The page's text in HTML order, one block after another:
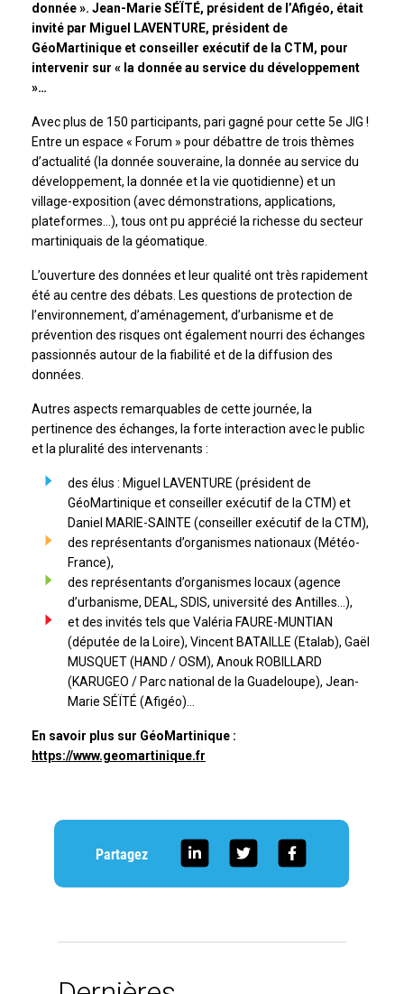
donnée ». Jean-Marie SÉÏTÉ, président de l’Afigéo, était
invité par Miguel LAVENTURE, président de
GéoMartinique et conseiller exécutif de la CTM, pour
intervenir sur « la donnée au service du développement
»…
Avec plus de 150 participants, pari gagné pour cette 5e JIG !
Entre un espace « Forum » pour débattre de trois thèmes
d’actualité (la donnée souveraine, la donnée au service du
développement, la donnée et la vie quotidienne) et un
village-exposition (avec démonstrations, applications,
plateformes…), tous ont pu apprécié la richesse du secteur
martiniquais de la géomatique.
L’ouverture des données et leur qualité ont très rapidement
été au centre des débats. Les questions de protection de
l’environnement, d’aménagement, d’urbanisme et de
prévention des risques ont également nourri des échanges
passionnés autour de la fiabilité et de la diffusion des
données.
Autres aspects remarquables de cette journée, la
pertinence des échanges, la forte interaction avec le public
et la pluralité des intervenants :
des élus : Miguel LAVENTURE (président de
GéoMartinique et conseiller exécutif de la CTM) et
Daniel MARIE-SAINTE (conseiller exécutif de la CTM),
des représentants d’organismes nationaux (Météo-
France),
des représentants d’organismes locaux (agence
d’urbanisme, DEAL, SDIS, université des Antilles…),
et des invités tels que Valéria FAURE-MUNTIAN
(députée de la Loire), Vincent BATAILLE (Etalab), Gaël
MUSQUET (HAND / OSM), Anouk ROBILLARD
(KARUGEO / Parc national de la Guadeloupe), Jean-
Marie SÉÏTÉ (Afigéo)…
En savoir plus sur GéoMartinique :
https://www.geomartinique.fr
Partagez